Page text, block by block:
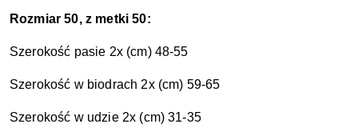
Rozmiar 50, z metki 50:
Szerokość pasie 2x (cm) 48-55
Szerokość w biodrach 2x (cm) 59-65
Szerokość w udzie 2x (cm) 31-35